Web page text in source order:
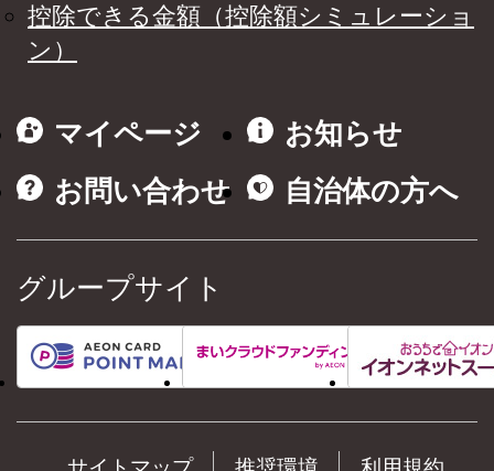
控除できる金額（控除額シミュレーショ
ン）
マイページ
お知らせ
お問い合わせ
自治体の方へ
グループサイト